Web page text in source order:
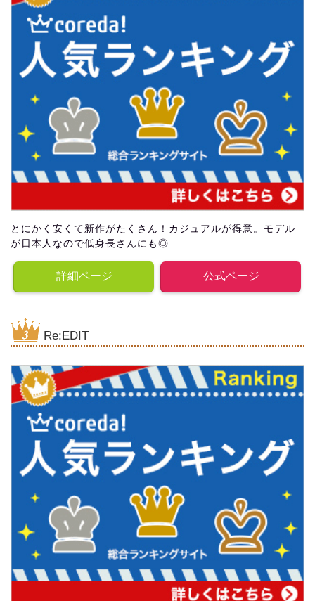
とにかく安くて新作がたくさん！カジュアルが得意。モデル
が日本人なので低身長さんにも◎
詳細ページ 公式ページ
Re:EDIT